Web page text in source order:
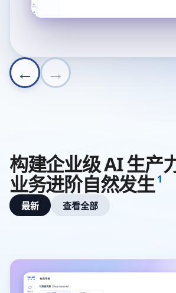
←Previous product
→Next product
构建企业级 AI 生产
业务进阶自然发生 1
最新 查看全部